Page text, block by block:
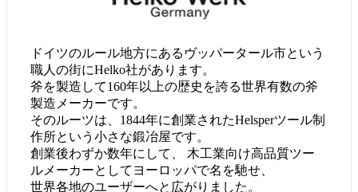
ドイツのルール地方にあるヴッパータール市という
職人の街にHelko社があります。
斧を製造して160年以上の歴史を誇る世界有数の斧
製造メーカーです。
そのルーツは、1844年に創業されたHelsperツール制
作所という小さな鍛冶屋です。
創業後わずか数年にして、 木工業向け高品質ツー
ルメーカーとしてヨーロッパで名を馳せ、
世界各地のユーザーへと広がりました。